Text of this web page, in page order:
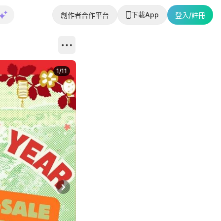
創作者合作平台 下載App 登入/註冊
Next slide
1/11